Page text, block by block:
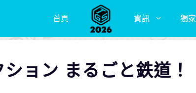
首頁 資訊 獨家
ョン まるごと鉄道！